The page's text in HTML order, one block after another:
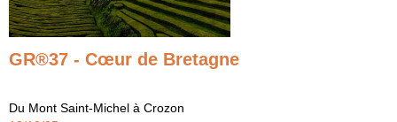
GR®37 - Cœur de Bretagne
Du Mont Saint-Michel à Crozon